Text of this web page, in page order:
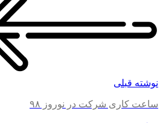
نوشته قبلی
ساعت کاری شرکت در نوروز ۹۸